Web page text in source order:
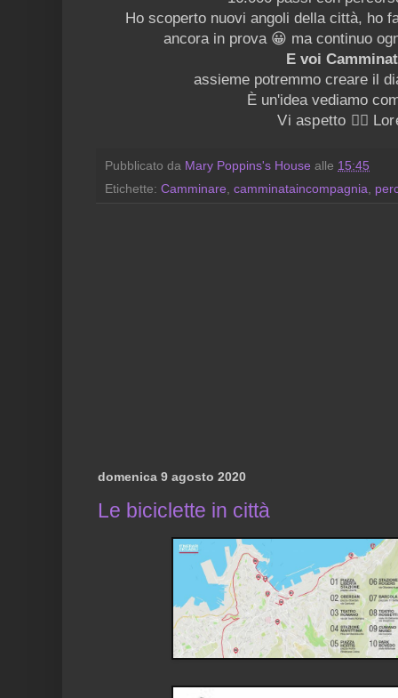
Ho scoperto nuovi angoli della città, ho
ancora in prova 😀 ma continuo
E voi
assieme potremmo creare il
È un'idea vediamo
Vi aspetto 🙋‍♀️
Pubblicato da Mary Poppins's House alle 15:45
Etichette: Camminare, camminataincompagnia,
domenica 9 agosto 2020
Le biciclette in città